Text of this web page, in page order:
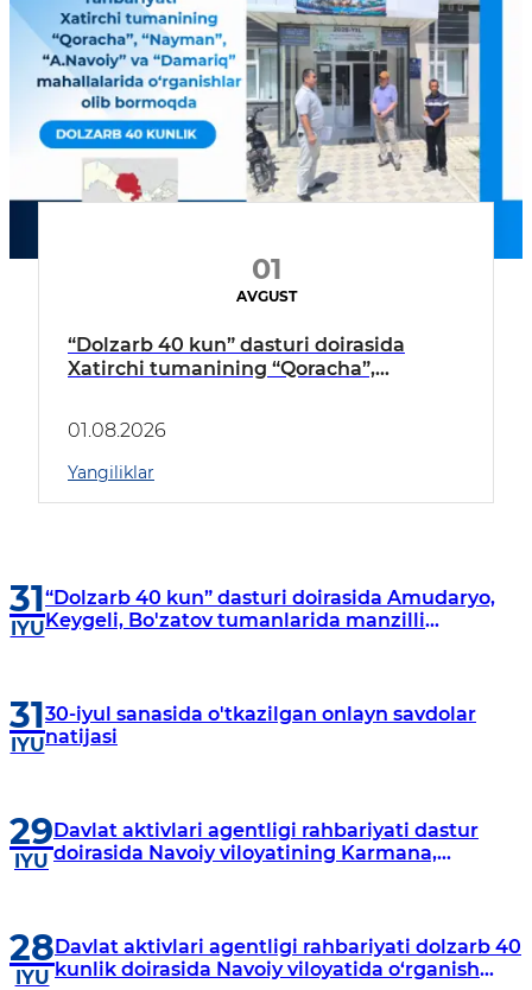
01
AVGUST
“Dolzarb 40 kun” dasturi doirasida
Xatirchi tumanining “Qoracha”,
borildi
01.08.2026
Yangiliklar
31
IYU
“Dolzarb 40 kun” dasturi doirasida Amudaryo,
Keygeli, Bo'zatov tumanlarida manzilli
31
IYU
30-iyul sanasida o'tkazilgan onlayn savdolar
natijasi
29
IYU
Davlat aktivlari agentligi rahbariyati dastur
doirasida Navoiy viloyatining Karmana,
28
IYU
Davlat aktivlari agentligi rahbariyati dolzarb 40
kunlik doirasida Navoiy viloyatida o‘rganish